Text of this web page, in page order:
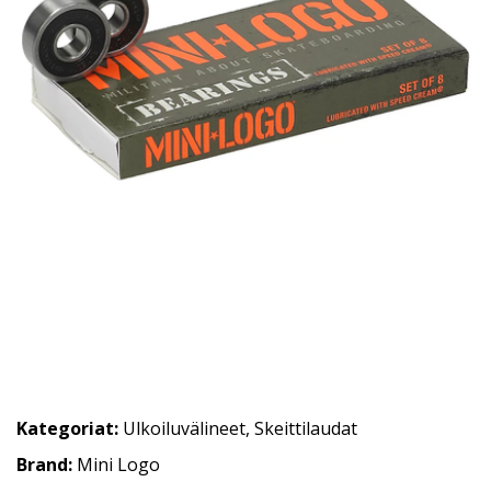
Kategoriat: Ulkoiluvälineet, Skeittilaudat
Brand: Mini Logo